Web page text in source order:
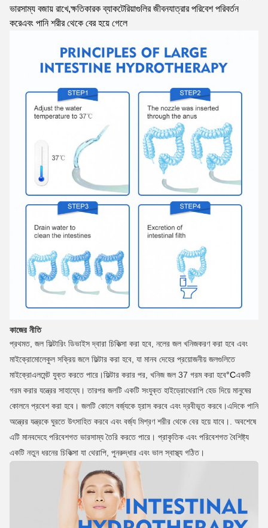
ভারসাম্য বজায় রাখে,ক্ষতিকারক ব্যাকটেরিয়াগুলির জীবনযাত্রার পরিবেশ পরিবর্তন
করেএবং পানি শরীর থেকে বের হয়ে গেলে
কাজের নীতি
প্রথমত, জল ফিল্টারিং ডিভাইস দ্বারা চিকিত্সা করা হবে, নলের জল খনিজকরণ করা হবে এবং
মাইক্রোমোলেকুল সক্রিয় জলে ফিল্টার করা হবে, যা মানব দেহের প্রয়োজনীয় জলগুলিতে
মাইক্রোএলমেন্ট যুক্ত করতে পারে।ফিল্টার করার পর, খনিজ জল 37 গরম করা হবে°Cএকটি
গরম করার যন্ত্রের সাহায্যে। তারপর জলটি একটি সংযুক্ত হাইড্রোথেরাপি হেড দিয়ে মানুষের
কোলনে প্রবেশ করা হবে। জলটি কোলে বর্জ্যকে হ্রাস করবে এবং দ্রবীভূত করবে।এদিকে পানি
অন্ত্রের যন্ত্রকে ঘুরতে উৎসাহিত করবে এবং বর্জ্য মিশ্রণ শরীর থেকে বের হয়ে যাবে।. অবশেষে
এটি মানবদেহে পরিবেশগত ভারসাম্য তৈরি করতে পারে। প্রাকৃতিক এবং পরিবেশগত বৈশিষ্ট্য
একটি নতুন ধরনের চিকিত্সা যা থেরাপি, পুনরুদ্ধার এবং ভাল স্বাস্থ্য গঠিত।